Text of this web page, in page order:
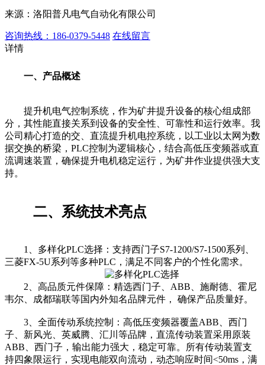
来源：洛阳普凡电气自动化有限公司
咨询热线：186-0379-5448 在线留言
详情
一、产品概述
提升机电气控制系统，作为矿井提升设备的核心组成部
分，其性能直接关系到设备的安全性、可靠性和运行效率。我
公司精心打造的交、直流提升机电控系统，以工业以太网为数
据交换的桥梁，PLC控制为逻辑核心，结合高低压变频器或直
流调速装置，确保提升电机稳定运行，为矿井作业提供强大支
持。
二、系统技术亮点
1、多样化PLC选择：支持西门子S7-1200/S7-1500系列、
三菱FX-5U系列等多种PLC，满足不同客户的个性化需求。
2、高品质元件保障：精选西门子、ABB、施耐德、霍尼
韦尔、成都瑞联等国内外知名品牌元件， 确保产品质量好。
3、全面传动系统控制：高低压变频器覆盖ABB、西门
子、新风光、英威腾、汇川等品牌，直流传动装置采用原装
ABB、西门子，输出能力强大，稳定可靠。所有传动装置支
持四象限运行，实现电能双向流动，动态响应时间<50ms，满